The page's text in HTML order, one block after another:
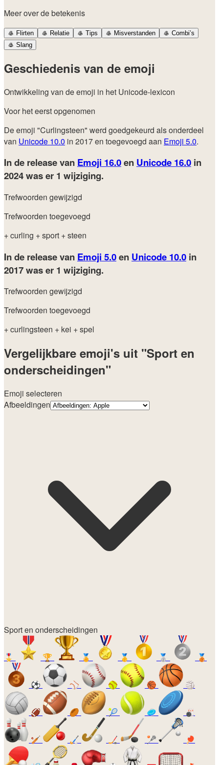
Meer over de betekenis
🥌 Flirten 🥌 Relatie 🥌 Tips 🥌 Misverstanden 🥌 Combi’s
🥌 Slang
Geschiedenis van de emoji
Ontwikkeling van de emoji in het Unicode-lexicon
Voor het eerst opgenomen
De emoji "Curlingsteen" werd goedgekeurd als onderdeel
van Unicode 10.0 in 2017 en toegevoegd aan Emoji 5.0.
In de release van Emoji 16.0en Unicode 16.0 in
2024was er 1 wijziging.
Trefwoorden gewijzigd
Trefwoorden toegevoegd
+ curling + sport + steen
In de release van Emoji 5.0en Unicode 10.0 in
2017was er 1 wijziging.
Trefwoorden gewijzigd
Trefwoorden toegevoegd
+ curlingsteen + kei + spel
Vergelijkbare emoji's uit "Sport en
onderscheidingen"
Emoji selecteren
Afbeeldingen
Sport en onderscheidingen
🎖️ 🏆 🏅 🥇 🥈 🥉
⚽ ⚾ 🥎 🏀 🏐
🏈 🏉 🎾 🥏 🎳
🏏 🏑 🏒 🥍 🏓